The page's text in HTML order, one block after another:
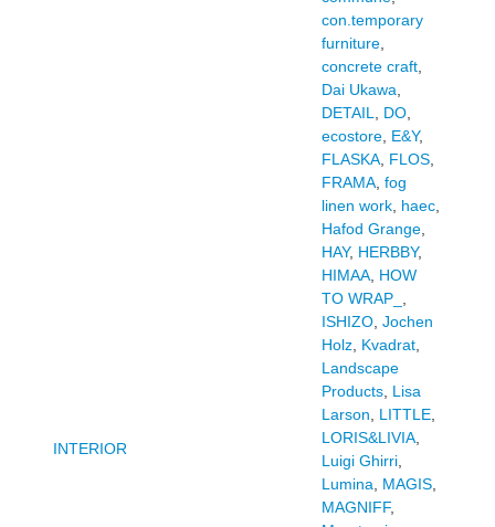
INTERIOR
con.temporary
furniture,
concrete craft,
Dai Ukawa,
DETAIL, DO,
ecostore, E&Y,
FLASKA, FLOS,
FRAMA, fog
linen work, haec,
Hafod Grange,
HAY, HERBBY,
HIMAA, HOW
TO WRAP_ ,
ISHIZO, Jochen
Holz, Kvadrat,
Landscape
Products, Lisa
Larson, LITTLE,
LORIS&LIVIA,
Luigi Ghirri,
Lumina, MAGIS,
MAGNIFF,